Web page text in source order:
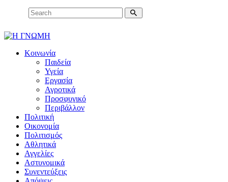
Κοινωνία
Παιδεία
Υγεία
Εργασία
Αγροτικά
Προσφυγικό
Περιβάλλον
Πολιτική
Οικονομία
Πολιτισμός
Αθλητικά
Αγγελίες
Αστυνομικά
Συνεντεύξεις